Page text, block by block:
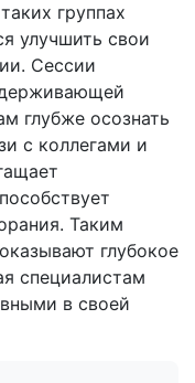
группах
улучшить свои
Сессии
глубже осознать
с коллегами и
Таким
глубокое
специалистам
в своей